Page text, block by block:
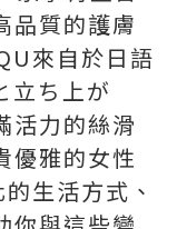
品質的護膚
來自於日語
立ち上が
活力的絲滑
優雅的女性
生活方式、